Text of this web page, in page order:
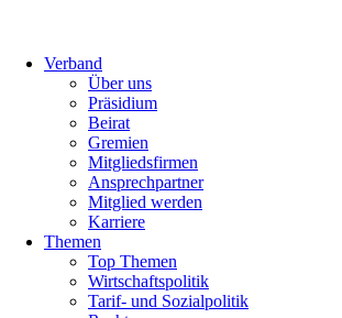
Verband
Über uns
Präsidium
Beirat
Gremien
Mitgliedsfirmen
Ansprechpartner
Mitglied werden
Karriere
Themen
Top Themen
Wirtschaftspolitik
Tarif- und Sozialpolitik